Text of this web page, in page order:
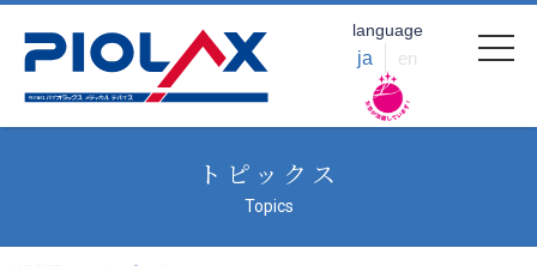
language
ja en
トピックス
Topics